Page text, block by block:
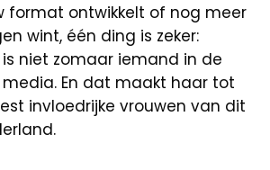
format ontwikkelt of nog meer
wint, één ding is zeker:
is niet zomaar iemand in de
En dat maakt haar tot
invloedrijke vrouwen van dit